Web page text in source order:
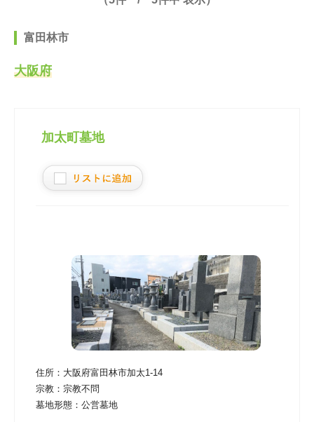
富田林市
大阪府
加太町墓地
住所： 大阪府富田林市加太1-14
宗教： 宗教不問
墓地形態： 公営墓地